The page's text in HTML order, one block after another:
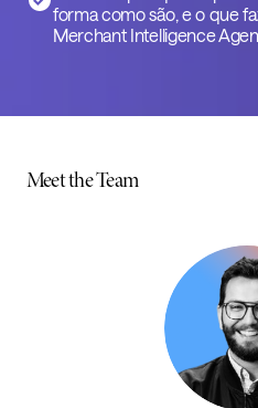
forma como são, e o que
Merchant Intelligence
Meet the Team